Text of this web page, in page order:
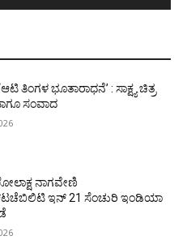
ತಿಂಗಳ ಭೂತಾರಾಧನೆ’ : ಸಾಕ್ಷ್ಯ ಚಿತ್ರ
ಸಂವಾದ
ನಾಗವೇಣಿ
ಇನ್ 21 ಸೆಂಚುರಿ ಇಂಡಿಯಾ